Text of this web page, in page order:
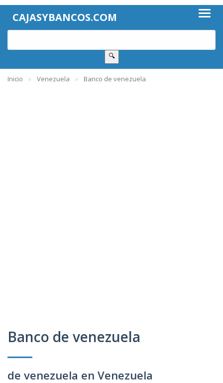
CAJASYBANCOS.COM
🔍
Inicio Venezuela Banco de venezuela
Banco de venezuela
de venezuela en Venezuela